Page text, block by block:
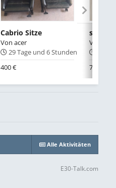
Cabrio Sitze
Vonacer
29 Tage und 6 Stunden
400 €
Von
70 €
Alle Aktivitäten
E30-Talk.com